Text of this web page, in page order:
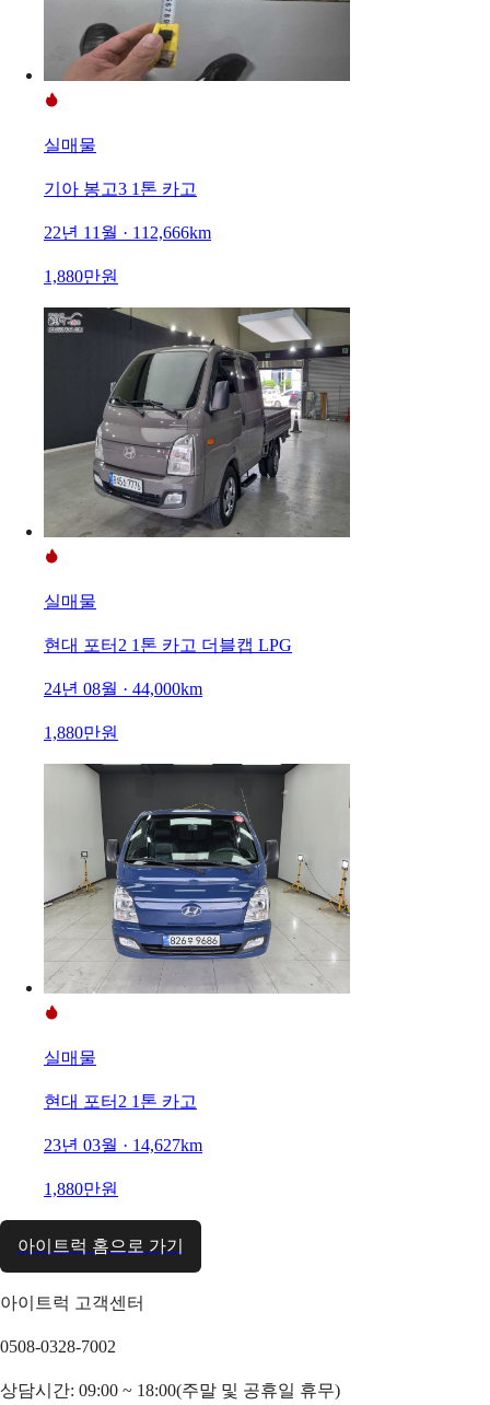
실매물
기아 봉고3 1톤 카고
22년 11월 · 112,666km
1,880만원
실매물
현대 포터2 1톤 카고 더블캡 LPG
24년 08월 · 44,000km
1,880만원
실매물
현대 포터2 1톤 카고
23년 03월 · 14,627km
1,880만원
아이트럭 홈으로 가기
아이트럭 고객센터
0508-0328-7002
상담시간: 09:00 ~ 18:00(주말 및 공휴일 휴무)